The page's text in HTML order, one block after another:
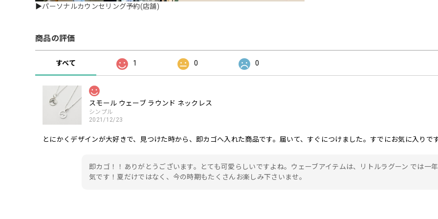
▶パーソナルカウンセリング予約(店舗)
商品の評価
すべて 1 0 0
スモール ウェーブ ラウンド ネックレス
シンプル
2021/12/23
とにかくデザインが大好きで、見つけた時から、即カゴへ入れた商品です。届いて、すぐにつけました。すでにお気に入りです
即カゴ！！ありがとうございます。とても可愛らしいですよね。ウェーブアイテムは、リトルラグーン では一
気です！夏だけではなく、今の時期もたくさんお楽しみ下さいませ。